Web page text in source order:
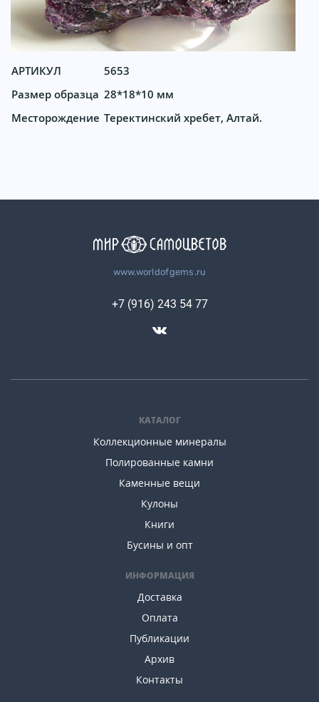
АРТИКУЛ
5653
Размер образца 28*18*10 мм
Месторождение Теректинский хребет, Алтай.
www.worldofgems.ru
КАТАЛОГ
Коллекционные минералы
Полированные камни
Каменные вещи
Кулоны
Книги
Бусины и опт
ИНФОРМАЦИЯ
Доставка
Оплата
Публикации
Архив
Контакты
+7 (916) 243 54 77